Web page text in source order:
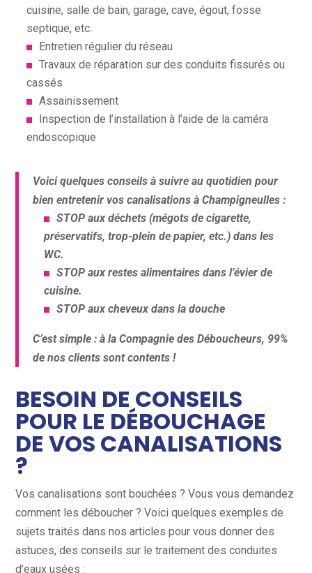
cuisine, salle de bain, garage, cave, égout, fosse
septique, etc.
Entretien régulier du réseau
Travaux de réparation sur des conduits fissurés ou
cassés
Assainissement
Inspection de l’installation à l’aide de la caméra
endoscopique
Voici quelques conseils à suivre au quotidien pour
bien entretenir voscanalisations àChampigneulles:
STOP aux déchets (mégots de cigarette,
préservatifs, trop-plein de papier, etc.) dans les
WC.
STOP aux restes alimentaires dans l’évier de
cuisine.
STOP aux cheveux dans la douche
C’est simple : à la Compagnie des Déboucheurs, 99%
de nos clients sont contents !
BESOIN DE CONSEILS
POUR LE DÉBOUCHAGE
DE VOS CANALISATIONS
?
Vos canalisations sont bouchées ? Vous vous demandez
comment les déboucher ? Voici quelques exemples de
sujets traités dans nos articles pour vous donner des
astuces, des conseils sur le traitement des conduites
d’eaux usées :